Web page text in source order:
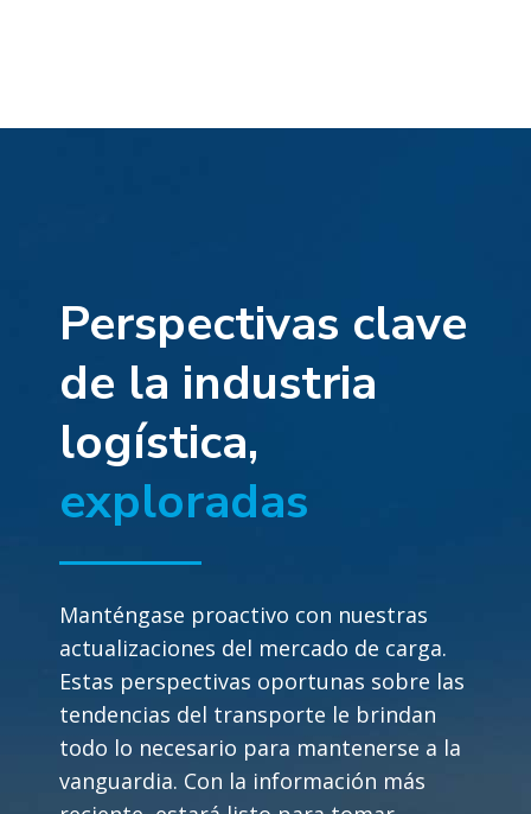
Perspectivas clave
de la industria
logística,
exploradas
Manténgase proactivo con nuestras
actualizaciones del mercado de carga.
Estas perspectivas oportunas sobre las
tendencias del transporte le brindan
todo lo necesario para mantenerse a la
vanguardia. Con la información más